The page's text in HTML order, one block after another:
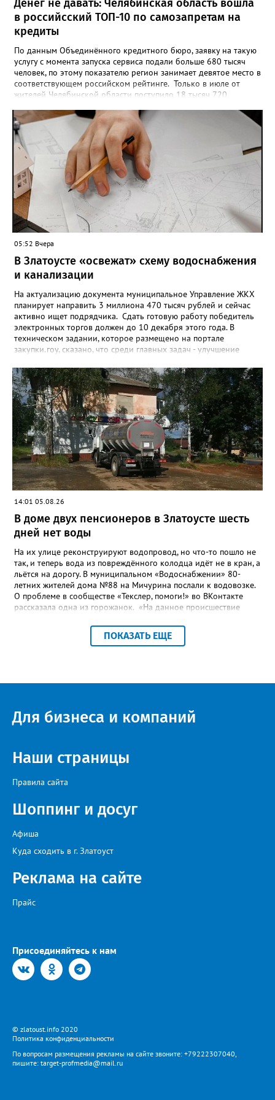
Денег не давать: Челябинская область вошла
в российсский ТОП-10 по самозапретам на
кредиты
По данным Объединённого кредитного бюро, заявку на такую
услугу с момента запуска сервиса подали больше 680 тысяч
человек, по этому показателю регион занимает девятое место в
соответствующем российском рейтинге. Только в июле от
жителей Челябинской области поступило 18 тысяч 720
снятие. В целом не давать им взаймы сегодня просят 543 с
лишним тысячи человек. Почти 89 тысяч за это время решили
запрет отозвать. При этом, утверждают аналитики бюро,
примерно каждый пятый из тех, кто установил самозапрет,
никогда кредиты не брал, столько же погасили долги недавно,
а больше половины имеют долговые обязательства сейчас.
05:52 Вчера
В Златоусте «освежат» схему водоснабжения
и канализации
На актуализацию документа муниципальное Управление ЖКХ
планирует направить 3 миллиона 470 тысяч рублей и сейчас
активно ищет подрядчика. Сдать готовую работу победитель
электронных торгов должен до 10 декабря этого года. В
техническом задании, которое размещено на портале
закупки.гоу, сказано, что среди главных задач - улучшение
повышение энергоэффективности систем. Кроме электронных
схем, исполнителю нужно разработать предложения по
строительству и реконструкции водоснабжения и канализации,
оценив размер вложений, а также представить перечень
бесхозных объектов и возможные сценарии развития этой
сферы городского хозяйства. В июне 2025 года
«Златоуст.инфо» сообщал о подобных торгах. Тогда цена
вопроса была почти в три раза выше - 9 миллионов 13 тысяч
486 рублей, а в списке работ была разработка электронной
системы ливнёвок.
14:01 05.08.26
В доме двух пенсионеров в Златоусте шесть
дней нет воды
На их улице реконструируют водопровод, но что-то пошло не
так, и теперь вода из повреждённого колодца идёт не в кран, а
льётся на дорогу. В муниципальном «Водоснабжении» 80-
летних жителей дома №88 на Мичурина послали к водовозке.
О проблеме в сообществе «Текслер, помоги!» во ВКонтакте
рассказала одна из горожанок. «На данное происшествие
гл.инженера Шепелева А.Н. из обслуживающей организации
МУП ЗГО "Златоустовское Водоснабжение" ул. Островского, 7,
пунктуация авторские). Под обращением есть комментарий
посёлке и работать приходится в сложных условиях горной
местности. «К сожалению, в процессе бурения иногда
малого диаметра, - отмечает Olga Vyacheslavovna. - Зачастую
такие вводы не отражены в исполнительной документации
строительства. Каждый подобный случай требует отдельного
возникающие сложности, предприятие ежедневно
обеспечивает жителей питьевой водой. Подвоз воды
организован с 17:00 до 20:00 у магазина “Олеся”».
Представитель «Водоснабжения» уверяет: предприятие делает
всё возможное, «чтобы завершить восстановительные работы в
Когда будет восстановлена подача воды в дом №88 в
комментарии не уточняется.
ПОКАЗАТЬ ЕЩЕ
Для бизнеса и компаний
Наши страницы
Правила сайта
Шоппинг и досуг
Афиша
Куда сходить в г. Златоуст
Реклама на сайте
Прайс
Присоединяйтесь к нам
© zlatoust.info 2020
Политика конфиденциальности
По вопросам размещения рекламы на сайте звоните: +79222307040,
пишите: target-profmedia@mail.ru